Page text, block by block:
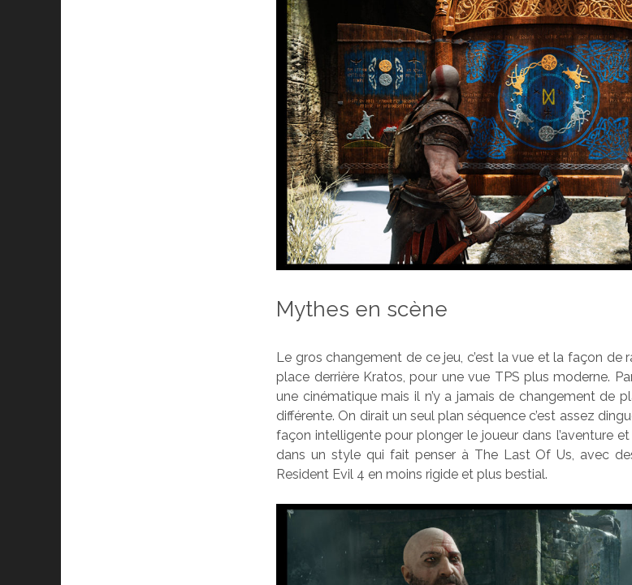
Mythes en scène
Le gros changement de ce jeu, c’est la vue et la façon de
place derrière Kratos, pour une vue TPS plus moderne.
une cinématique mais il n’y a jamais de changement de
différente. On dirait un seul plan séquence c’est assez
façon intelligente pour plonger le joueur dans l’aventure
dans un style qui fait penser à The Last Of Us, avec
Resident Evil 4 en moins rigide et plus bestial.